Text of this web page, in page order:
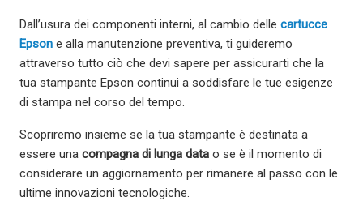
Dall’usura dei componenti interni, al cambio delle cartucce
Epson e alla manutenzione preventiva, ti guideremo
attraverso tutto ciò che devi sapere per assicurarti che la
tua stampante Epson continui a soddisfare le tue esigenze
di stampa nel corso del tempo.
Scopriremo insieme se la tua stampante è destinata a
essere una compagna di lunga data o se è il momento di
considerare un aggiornamento per rimanere al passo con le
ultime innovazioni tecnologiche.